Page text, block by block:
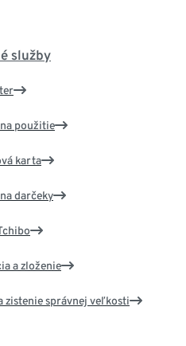
služby
použitie
karta
darčeky
a zloženie
zistenie správnej veľkosti